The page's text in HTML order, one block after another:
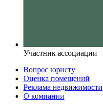
Участник ассоциации
Вопрос юристу
Оценка помещений
Реклама недвижимости
О компании